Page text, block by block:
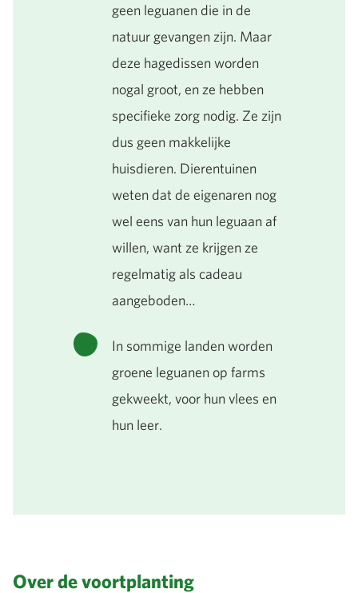
geen leguanen die in de
natuur gevangen zijn. Maar
deze hagedissen worden
nogal groot, en ze hebben
specifieke zorg nodig. Ze zijn
dus geen makkelijke
huisdieren. Dierentuinen
weten dat de eigenaren nog
wel eens van hun leguaan af
willen, want ze krijgen ze
regelmatig als cadeau
aangeboden…
In sommige landen worden
groene leguanen op farms
gekweekt, voor hun vlees en
hun leer.
Over de voortplanting